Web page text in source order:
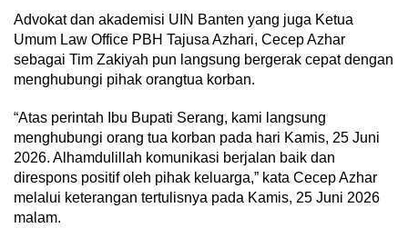
Advokat dan akademisi UIN Banten yang juga Ketua
Umum Law Office PBH Tajusa Azhari, Cecep Azhar
sebagai Tim Zakiyah pun langsung bergerak cepat dengan
menghubungi pihak orangtua korban.
“Atas perintah Ibu Bupati Serang, kami langsung
menghubungi orang tua korban pada hari Kamis, 25 Juni
2026. Alhamdulillah komunikasi berjalan baik dan
direspons positif oleh pihak keluarga,” kata Cecep Azhar
melalui keterangan tertulisnya pada Kamis, 25 Juni 2026
malam.